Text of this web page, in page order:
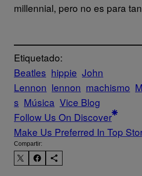
millennial, pero no es para
Etiquetado:
Beatles hippie John
Lennon lennon machismo
s Música Vice Blog
Follow Us On Discover
Make Us Preferred In Top
Compartir: